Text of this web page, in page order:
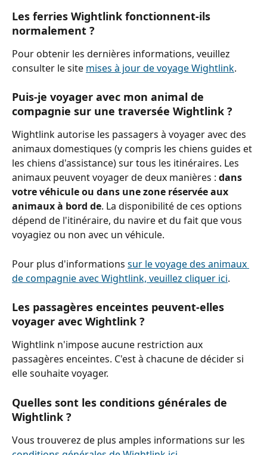
Les ferries Wightlink fonctionnent-ils
normalement ?
Pour obtenir les dernières informations, veuillez
consulter le site mises à jour de voyage Wightlink.
Puis-je voyager avec mon animal de
compagnie sur une traversée Wightlink ?
Wightlink autorise les passagers à voyager avec des
animaux domestiques (y compris les chiens guides et
les chiens d'assistance) sur tous les itinéraires. Les
animaux peuvent voyager de deux manières : dans
votre véhicule ou dans une zone réservée aux
animaux à bord de. La disponibilité de ces options
dépend de l'itinéraire, du navire et du fait que vous
voyagiez ou non avec un véhicule.
Pour plus d'informations sur le voyage des animaux
de compagnie avec Wightlink, veuillez cliquer ici.
Les passagères enceintes peuvent-elles
voyager avec Wightlink ?
Wightlink n'impose aucune restriction aux
passagères enceintes. C'est à chacune de décider si
elle souhaite voyager.
Quelles sont les conditions générales de
Wightlink ?
Vous trouverez de plus amples informations sur les